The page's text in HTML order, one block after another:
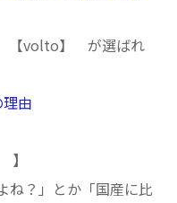
【volto】 が選ばれ
由
ね？」とか「国産に比